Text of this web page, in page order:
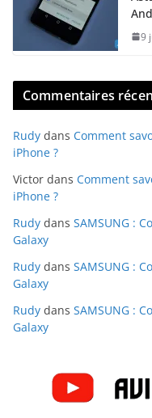
9
Commentaires
Rudy dans Comment
iPhone ?
Victor dans Comment
iPhone ?
Rudy dans SAMSUNG :
Galaxy
Rudy dans SAMSUNG :
Galaxy
Rudy dans SAMSUNG :
Galaxy